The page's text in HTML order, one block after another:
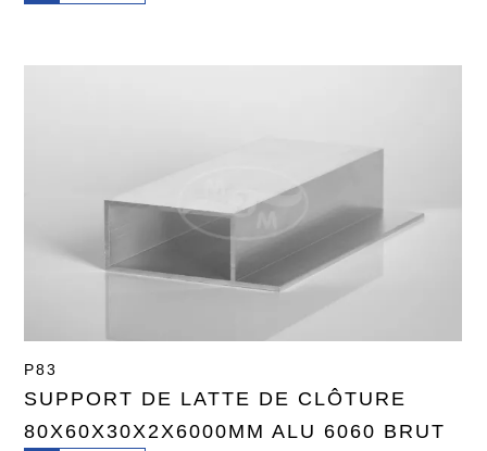
P83
SUPPORT DE LATTE DE CLÔTURE
80X60X30X2X6000MM ALU 6060 BRUT